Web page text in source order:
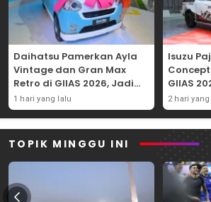
Daihatsu Pamerkan Ayla
Vintage dan Gran Max
Retro di GIIAS 2026, Jadi
Hadiah Undian
1 hari yang lalu
Isuzu
GIIAS
2 hari
TOPIK MINGGU INI